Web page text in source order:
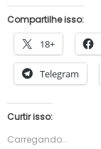
Compartilhe isso:
18+
Telegram
Curtir isso:
Carregando...